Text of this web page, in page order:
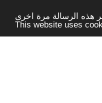
هذه الرسالة مرة اخرى -
This website uses